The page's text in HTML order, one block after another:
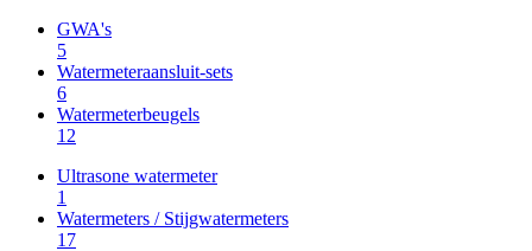
GWA's
5
Watermeteraansluit-sets
6
Watermeterbeugels
12
Ultrasone watermeter
1
Watermeters / Stijgwatermeters
17